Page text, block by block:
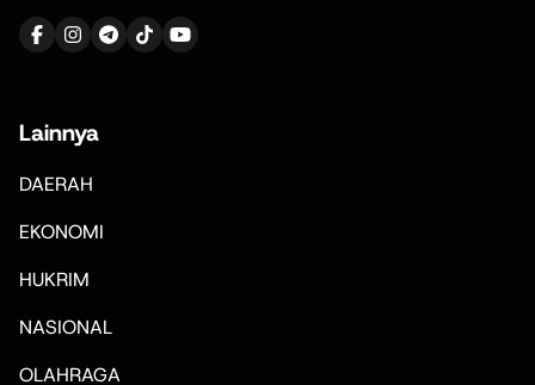
Lainnya
DAERAH
EKONOMI
HUKRIM
NASIONAL
OLAHRAGA